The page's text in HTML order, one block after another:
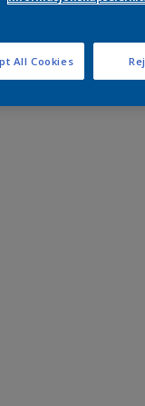
All Cookies